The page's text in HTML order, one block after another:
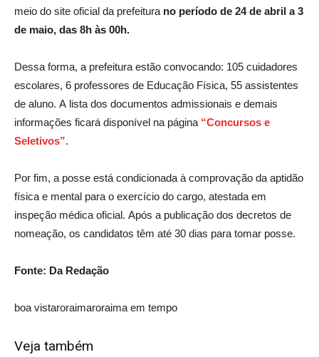
meio do site oficial da prefeitura no período de 24 de abril a 3
de maio, das 8h às 00h.
Dessa forma, a prefeitura estão convocando: 105 cuidadores
escolares, 6 professores de Educação Física, 55 assistentes
de aluno. A lista dos documentos admissionais e demais
informações ficará disponível na página “Concursos e
Seletivos”.
Por fim, a posse está condicionada à comprovação da aptidão
física e mental para o exercício do cargo, atestada em
inspeção médica oficial. Após a publicação dos decretos de
nomeação, os candidatos têm até 30 dias para tomar posse.
Fonte: Da Redação
boa vistaroraimaroraima em tempo
Veja também